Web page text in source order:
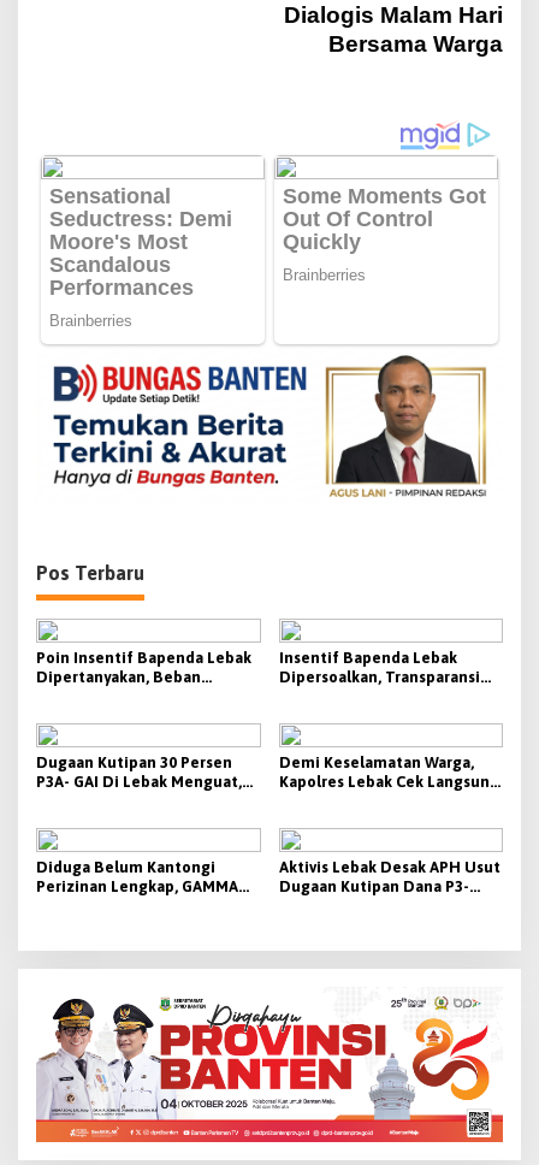
a
s
i
p
o
s
Dialogis Malam Hari
Bersama Warga
Pos Terbaru
Poin Insentif Bapenda Lebak
Dipertanyakan, Beban
dengan Besaran yang
Diterima
Insentif Bapenda Lebak
Dipersoalkan, Transparansi
Dugaan Kutipan 30 Persen
P3A- GAI Di Lebak Menguat,
Demi Keselamatan Warga,
Kapolres Lebak Cek Langsung
Diduga Belum Kantongi
Perizinan Lengkap, GAMMA
Aktivis Lebak Desak APH Usut
Dugaan Kutipan Dana P3-